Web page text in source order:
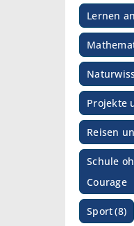
Lernen
Projekte
Reisen
Schule
Courage
Sport(8)